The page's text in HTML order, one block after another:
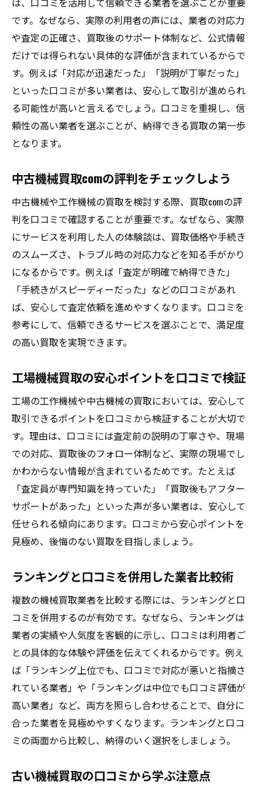
です。なぜなら、実際の利用者の声には、業者の対応力
や査定の正確さ、買取後のサポート体制など、公式情報
だけでは得られない具体的な評価が含まれているからで
す。例えば「対応が迅速だった」「説明が丁寧だった」
といった口コミが多い業者は、安心して取引が進められ
る可能性が高いと言えるでしょう。口コミを重視し、信
頼性の高い業者を選ぶことが、納得できる買取の第一歩
となります。
中古機械買取comの評判をチェックしよう
中古機械や工作機械の買取を検討する際、買取comの評
判を口コミで確認することが重要です。なぜなら、実際
にサービスを利用した人の体験談は、買取価格や手続き
のスムーズさ、トラブル時の対応力などを知る手がかり
になるからです。例えば「査定が明確で納得できた」
「手続きがスピーディーだった」などの口コミがあれ
ば、安心して査定依頼を進めやすくなります。口コミを
参考にして、信頼できるサービスを選ぶことで、満足度
の高い買取を実現できます。
工場機械買取の安心ポイントを口コミで検証
工場の工作機械や中古機械の買取においては、安心して
取引できるポイントを口コミから検証することが大切で
す。理由は、口コミには査定前の説明の丁寧さや、現場
での対応、買取後のフォロー体制など、実際の現場でし
かわからない情報が含まれているためです。たとえば
「査定員が専門知識を持っていた」「買取後もアフター
サポートがあった」といった声が多い業者は、安心して
任せられる傾向にあります。口コミから安心ポイントを
見極め、後悔のない買取を目指しましょう。
ランキングと口コミを併用した業者比較術
複数の機械買取業者を比較する際には、ランキングと口
コミを併用するのが有効です。なぜなら、ランキングは
業者の実績や人気度を客観的に示し、口コミは利用者ご
との具体的な体験や評価を伝えてくれるからです。例え
ば「ランキング上位でも、口コミで対応が悪いと指摘さ
れている業者」や「ランキングは中位でも口コミ評価が
高い業者」など、両方を照らし合わせることで、自分に
合った業者を見極めやすくなります。ランキングと口コ
ミの両面から比較し、納得のいく選択をしましょう。
古い機械買取の口コミから学ぶ注意点